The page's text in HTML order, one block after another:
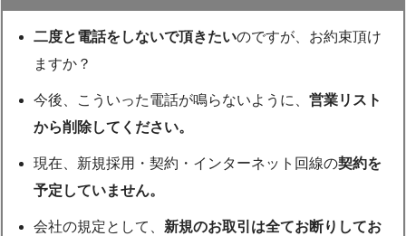
二度と電話をしないで頂きたいのですが、お約束頂け
ますか？
今後、こういった電話が鳴らないように、営業リスト
から削除してください。
現在、新規採用・契約・インターネット回線の契約を
予定していません。
会社の規定として、 新規のお取引は全てお断りしてお